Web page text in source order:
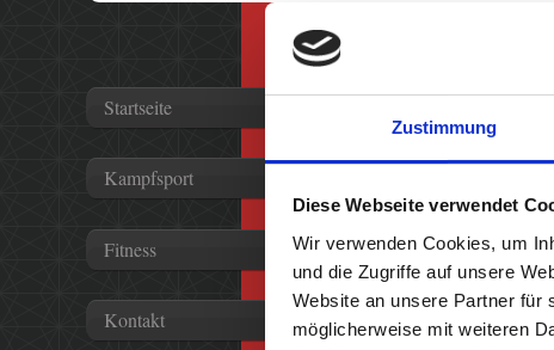
Zustimmung
Diese Webseite verwendet
Wir verwenden Cookies, um
und die Zugriffe auf unsere
Website an unsere Partner für
möglicherweise mit weiteren
Startseite
Kampfsport
Fitness
Kontakt